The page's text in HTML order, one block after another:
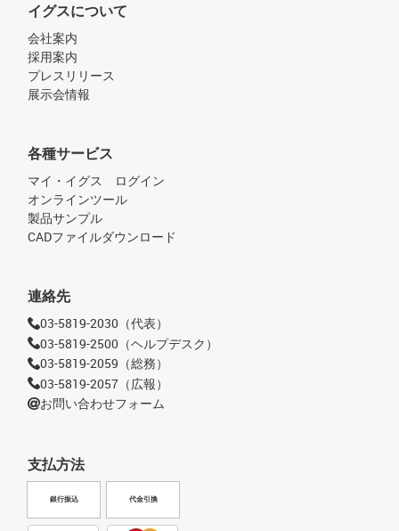
イグスについて
会社案内
採用案内
プレスリリース
展示会情報
支払方法
銀行振込 代金引換
各種サービス
マイ・イグス ログイン
オンラインツール
製品サンプル
CADファイルダウンロード
連絡先
03-5819-2030（代表）
03-5819-2500（ヘルプデスク）
03-5819-2059（総務）
03-5819-2057（広報）
お問い合わせフォーム